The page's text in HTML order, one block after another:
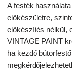
A festék
előkészületre,
előkészítés nélkül,
VINTAGE PAINT
ha kezdő